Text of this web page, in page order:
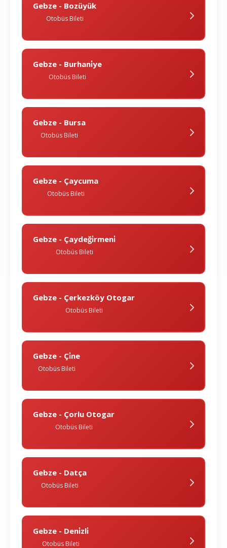
Gebze - Bozüyük
Otobüs Bileti
Gebze - Burhani̇ye
Otobüs Bileti
Gebze - Bursa
Otobüs Bileti
Gebze - Çaycuma
Otobüs Bileti
Gebze - Çaydeği̇rmeni̇
Otobüs Bileti
Gebze - Çerkezköy Otogar
Otobüs Bileti
Gebze - Çi̇ne
Otobüs Bileti
Gebze - Çorlu Otogar
Otobüs Bileti
Gebze - Datça
Otobüs Bileti
Gebze - Deni̇zli̇
Otobüs Bileti